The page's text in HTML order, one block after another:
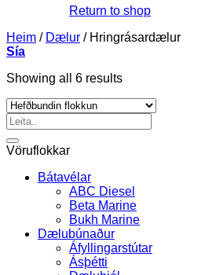
Return to shop
Heim / Dælur /Hringrásardælur
Sía
Showing all 6 results
Leita
eftir:
Vöruflokkar
Bátavélar
ABC Diesel
Beta Marine
Bukh Marine
Dælubúnaður
Áfyllingarstútar
Ásþétti